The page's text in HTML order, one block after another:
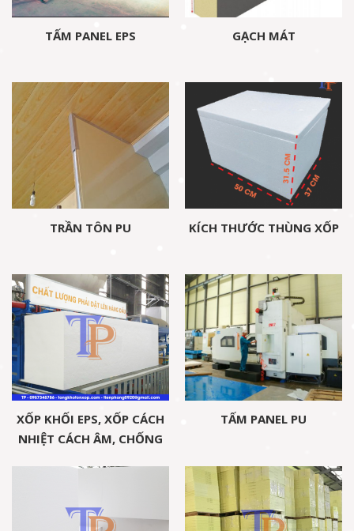
TẤM PANEL EPS GẠCH MÁT
TRẦN TÔN PU KÍCH THƯỚC THÙNG XỐP
XỐP KHỐI EPS, XỐP CÁCH
NHIỆT CÁCH ÂM, CHỐNG
TẤM PANEL PU